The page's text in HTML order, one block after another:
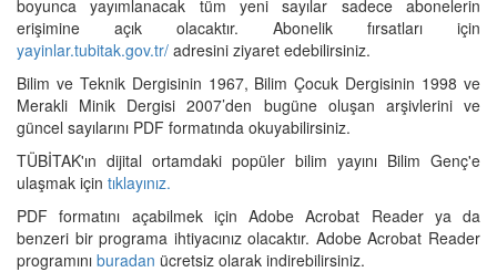
boyunca yayımlanacak tüm yeni sayılar sadece abonelerin
erişimine açık olacaktır. Abonelik fırsatları için
yayinlar.tubitak.gov.tr/ adresini ziyaret edebilirsiniz.
Bilim ve Teknik Dergisinin 1967, Bilim Çocuk Dergisinin 1998 ve
Merakli Minik Dergisi 2007’den bugüne oluşan arşivlerini ve
güncel sayılarını PDF formatında okuyabilirsiniz.
TÜBİTAK'ın dijital ortamdaki popüler bilim yayını Bilim Genç'e
ulaşmak için tıklayınız.
PDF formatını açabilmek için Adobe Acrobat Reader ya da
benzeri bir programa ihtiyacınız olacaktır. Adobe Acrobat Reader
programını buradan ücretsiz olarak indirebilirsiniz.